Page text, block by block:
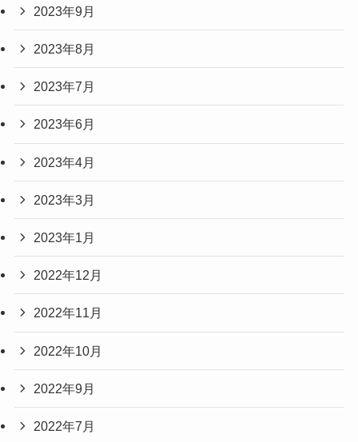
2023年9月
2023年8月
2023年7月
2023年6月
2023年4月
2023年3月
2023年1月
2022年12月
2022年11月
2022年10月
2022年9月
2022年7月